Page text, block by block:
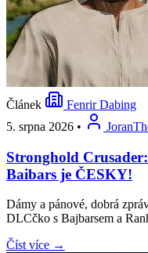
Článek
Fenrir Dabing
5. srpna 2026 •
Stronghold
Baibars je ČESKY!
Dámy a pánové, dobrá
DLCčko s Bajbarsem a
Číst více →